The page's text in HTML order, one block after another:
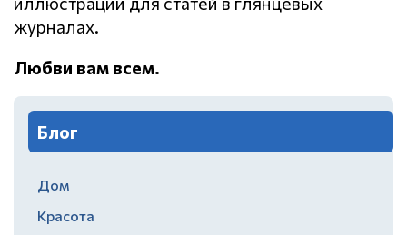
журналах.
Любви вам всем.
Блог
Дом
Красота